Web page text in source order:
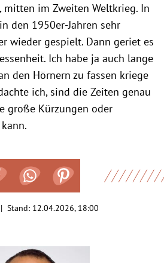
im Zweiten Weltkrieg. In
den 1950er-Jahren sehr
wieder gespielt. Dann geriet es
Ich habe ja auch lange
den Hörnern zu fassen kriege
ich, sind die Zeiten genau
große Kürzungen oder
Stand: 12.04.2026, 18:00